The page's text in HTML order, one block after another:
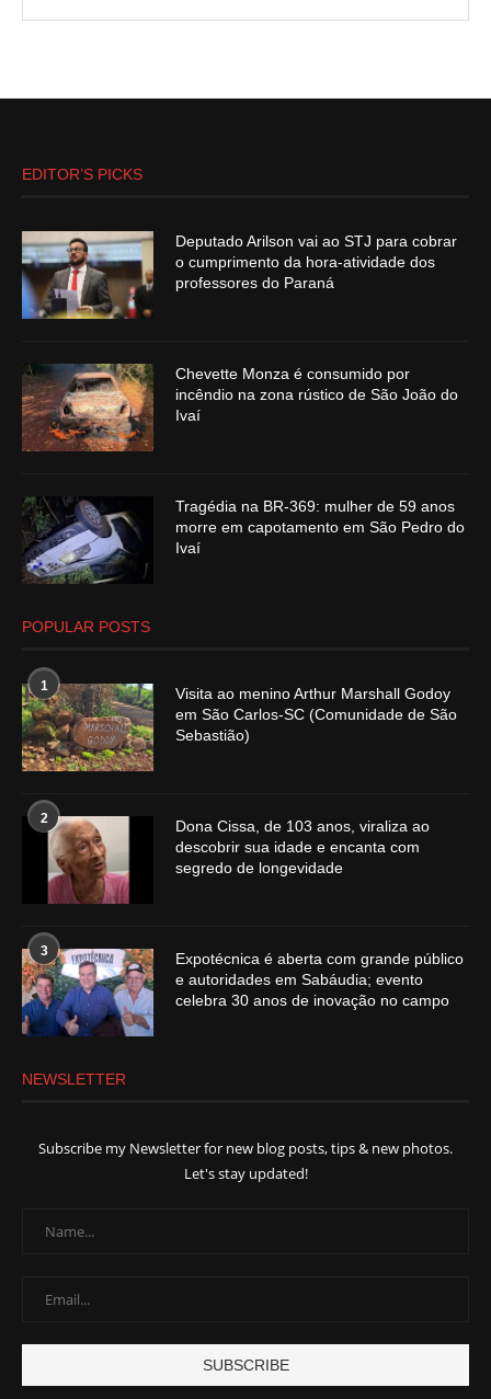
EDITOR’S PICKS
Deputado Arilson vai ao STJ para cobrar
o cumprimento da hora-atividade dos
professores do Paraná
Chevette Monza é consumido por
incêndio na zona rústico de São João do
Ivaí
Tragédia na BR-369: mulher de 59 anos
morre em capotamento em São Pedro do
Ivaí
POPULAR POSTS
1
Visita ao menino Arthur Marshall Godoy
em São Carlos-SC (Comunidade de São
Sebastião)
2
Dona Cissa, de 103 anos, viraliza ao
descobrir sua idade e encanta com
segredo de longevidade
3
Expotécnica é aberta com grande público
e autoridades em Sabáudia; evento
celebra 30 anos de inovação no campo
NEWSLETTER
Subscribe my Newsletter for new blog posts, tips & new photos.
Let's stay updated!